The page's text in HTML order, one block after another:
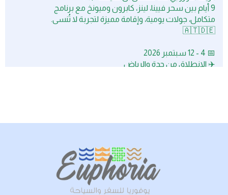
9 أيام بين سحر فيينا، لينز، كابرون وميونخ مع برنامج
متكامل، جولات يومية، وإقامة مميزة لتجربة لا تُنسى.
🇦🇹🇩🇪
📅 4 - 12 سبتمبر 2026
✈️ الانطلاق من جدة والرياض
📩 احجزي الآن واستقبلي رمضان وأنتِ مرتاحة
احجزي الآن – الرابط في البايو